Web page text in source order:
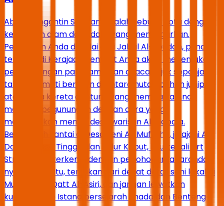
Abha, Pengantin Selatan, adalah sebuah kota dengan
keindahan alam dan udara yang menyegarkan.
Perjalanan Anda dimulai dari Jabal Al-Soudah, puncak
tertinggi di Kerajaan, tempat Anda akan menemukan
pemandangan panorama dan cuaca sejuk sepanjang
tahun. Nikmati berjalan di antara hutan pohon juniper
atau coba kereta gantung yang membawa Anda
melintasi pegunungan dengan cara yang
menakjubkan menuju desa warisan Al-Habala.
Berjalanlah santai di Desa Seni Al-Muftaha, jelajahi Al-
Darah (Desa Tinggi) dan Jalur Kabut, lalu kenali Art
Street yang terkenal dengan pepohonan jacaranda-
nya. Setelah itu, temukan dari dekat detail seni lokal di
Museum Al-Qatt Al-Asiri, dan jangan lewatkan
kunjungan ke Istana bersejarah Shada dan Benteng